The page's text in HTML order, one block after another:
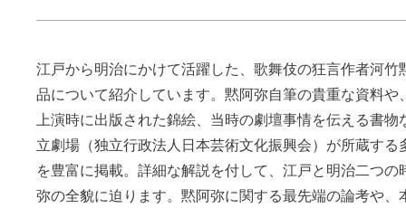
江戸から明治にかけて活躍した、歌舞伎の狂言作者河竹
品について紹介しています。黙阿弥自筆の貴重な資料や
上演時に出版された錦絵、当時の劇壇事情を伝える書
立劇場（独立行政法人日本芸術文化振興会）が所蔵する
を豊富に掲載。詳細な解説を付して、江戸と明治二つの
弥の全貌に迫ります。黙阿弥に関する最先端の論考や、